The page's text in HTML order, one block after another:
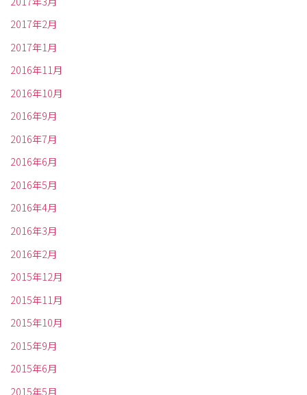
2017年2月
2017年1月
2016年11月
2016年10月
2016年9月
2016年7月
2016年6月
2016年5月
2016年4月
2016年3月
2016年2月
2015年12月
2015年11月
2015年10月
2015年9月
2015年6月
2015年5月